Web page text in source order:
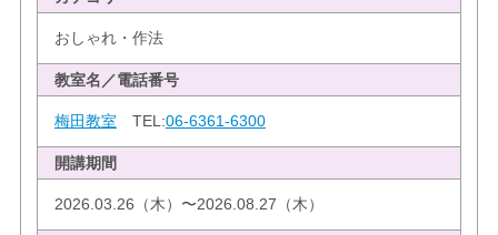
おしゃれ・作法
教室名／電話番号
梅田教室 TEL:06-6361-6300
開講期間
2026.03.26（木）〜2026.08.27（木）